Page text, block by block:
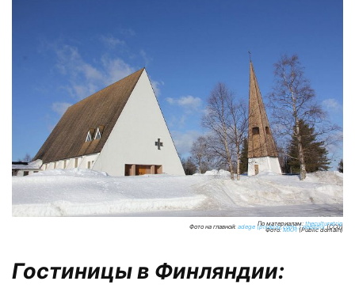
Фото:MKFI (Public domain)
Фото на главной: adege (pixabay.com) / needpix(CC0)
По материалам: theculturetrip
Гостиницы в Финляндии: